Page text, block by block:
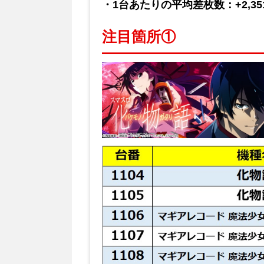
・1台あたりの平均差枚数：
注目箇所①